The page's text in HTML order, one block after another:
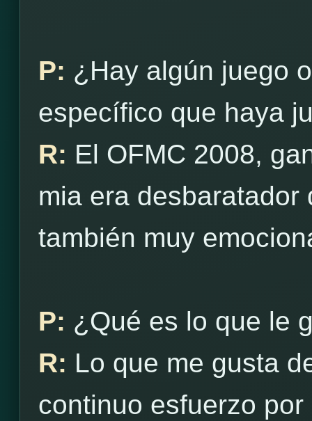
P: ¿Hay algún juego
específico que haya
R: El OFMC 2008,
mia era
también muy
P: ¿Qué es lo que le
R: Lo que me gusta
continuo esfuerzo